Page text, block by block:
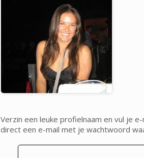
Verzin een leuke profielnaam en vul je
direct een e-mail met je wachtwoord